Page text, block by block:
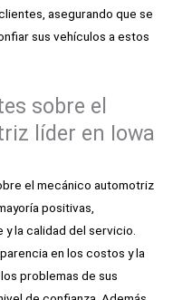
asegurando que se
sus vehículos a estos
sobre el
líder en Iowa
el mecánico automotriz
positivas,
la calidad del servicio.
en los costos y la
problemas de sus